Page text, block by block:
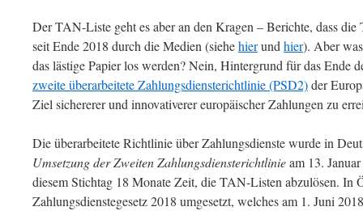
Der TAN-Liste geht es aber an den Kragen – Berichte, dass
seit Ende 2018 durch die Medien (siehehierund hier). Aber
das lästige Papier los werden? Nein, Hintergrund für das Ende
zweite überarbeitete Zahlungsdiensterichtlinie (PSD2)der
Ziel sichererer und innovativerer europäischer Zahlungen zu
Die überarbeitete Richtlinie über Zahlungsdienste wurde in
Umsetzung der Zweiten Zahlungsdiensterichtlinieam 13.
diesem Stichtag 18 Monate Zeit, die TAN-Listen abzulösen. In
Zahlungsdienstegesetz 2018 umgesetzt, welches am 1. Juni